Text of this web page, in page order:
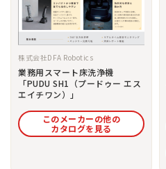
株式会社DFA Robotics
業務用スマート床洗浄機
「PUDU SH1（プードゥー エス
エイチワン）」
このメーカーの他の
カタログを見る